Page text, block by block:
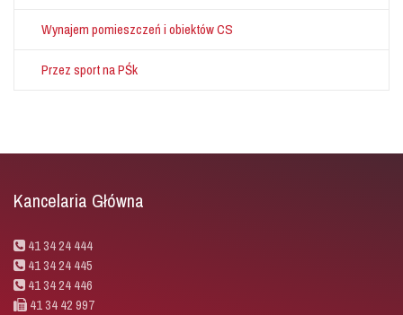
Wynajem pomieszczeń i obiektów CS
Przez sport na PŚk
Kancelaria Główna
41 34 24 444
41 34 24 445
41 34 24 446
41 34 42 997